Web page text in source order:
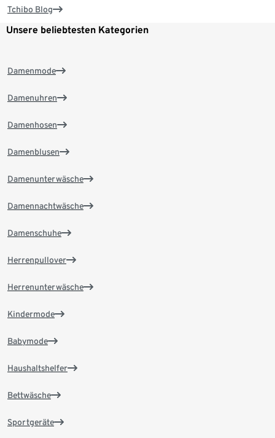
Tchibo Blog
Unsere beliebtesten Kategorien
Damenmode
Damenuhren
Damenhosen
Damenblusen
Damenunterwäsche
Damennachtwäsche
Damenschuhe
Herrenpullover
Herrenunterwäsche
Kindermode
Babymode
Haushaltshelfer
Bettwäsche
Sportgeräte